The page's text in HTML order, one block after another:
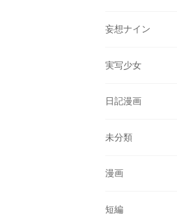
妄想ナイン
実写少女
日記漫画
未分類
漫画
短編